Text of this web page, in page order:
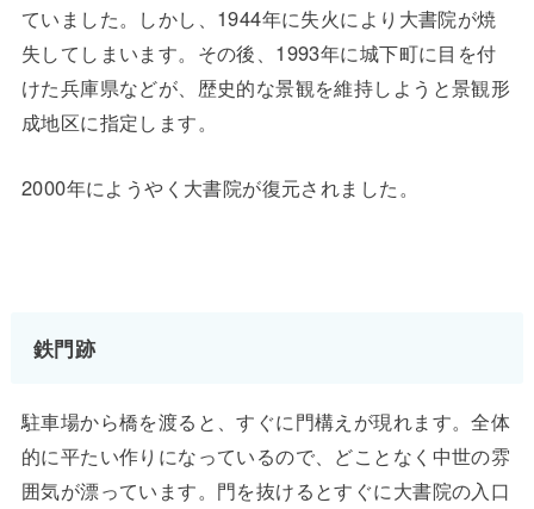
ていました。しかし、1944年に失火により大書院が焼
失してしまいます。その後、1993年に城下町に目を付
けた兵庫県などが、歴史的な景観を維持しようと景観形
成地区に指定します。
2000年にようやく大書院が復元されました。
鉄門跡
駐車場から橋を渡ると、すぐに門構えが現れます。全体
的に平たい作りになっているので、どことなく中世の雰
囲気が漂っています。門を抜けるとすぐに大書院の入口